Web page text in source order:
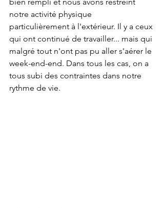
notre activité physique
particulièrement à l'extérieur. Il y a ceux
qui ont continué de travailler... mais qui
malgré tout n'ont pas pu aller s'aérer le
week-end-end. Dans tous les cas, on a
tous subi des contraintes dans notre
rythme de vie.